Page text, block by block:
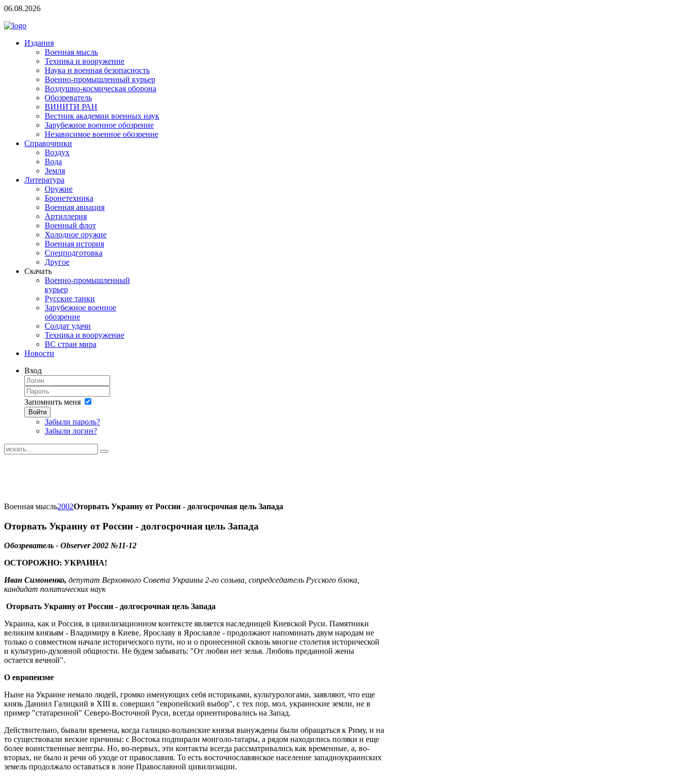
06.08.2026
Издания
Военная мысль
Техника и вооружение
Наука и военная безопасность
Военно-промышленный курьер
Воздушно-космическая оборона
Обозреватель
ВИНИТИ РАН
Вестник академии военных наук
Зарубежное военное обозрение
Независимое военное обозрение
Справочники
Воздух
Вода
Земля
Литература
Оружие
Бронетехника
Военная авиация
Артиллерия
Военный флот
Холодное оружие
Военная история
Спецподготовка
Другое
Скачать
Военно-промышленный
курьер
Русские танки
Зарубежное военное
обозрение
Солдат удачи
Техника и вооружение
ВС стран мира
Новости
Вход
Запомнить меня
Войти
Забыли пароль?
Забыли логин?
Военная мысль2002Оторвать Украину от России - долгосрочная цель Запада
Оторвать Украину от России - долгосрочная цель Запада
Обозреватель - Observer 2002№11-12
ОСТОРОЖНО: УКРАИНА!
Иван Симоненко, депутат Верховного Совета Украины 2-го созыва, сопредседатель Русского блока,
кандидат политических наук
Оторвать Украину от России - долгосрочная цель Запада
Украина, как и Россия, в цивилизационном контексте является наследницей Киевской Руси. Памятники
великим князьям - Владимиру в Киеве, Ярославу в Ярославле - продолжают напоминать двум народам не
только о совместном начале исторического пути, но и о пронесенной сквозь многие столетия исторической
и культурно-духовной общности. Не будем забывать: "От любви нет зелья. Любовь преданной жены
остается вечной".
О европеизме
Ныне на Украине немало людей, громко именующих себя историками, культурологами, заявляют, что еще
князь Даниил Галицкий в XIII в. совершил "европейский выбор", с тех пор, мол, украинские земли, не в
пример "статаренной" Северо-Восточной Руси, всегда ориентировались на Запад.
Действительно, бывали времена, когда галицко-волынские князья вынуждены были обращаться к Риму, и на
то существовали веские причины: с Востока подпирали монголо-татары, а рядом находились поляки и еще
более воинственные венгры. Но, во-первых, эти контакты всегда рассматривались как временные, а, во-
вторых, не было и речи об уходе от православия. То есть восточнославянское население западноукраинских
земель продолжало оставаться в лоне Православной цивилизации.